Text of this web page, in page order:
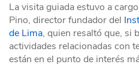
La visita guiada estuvo a
Pino, director fundador del
de Lima, quien resaltó que, si
actividades relacionadas con
están en el punto de interés